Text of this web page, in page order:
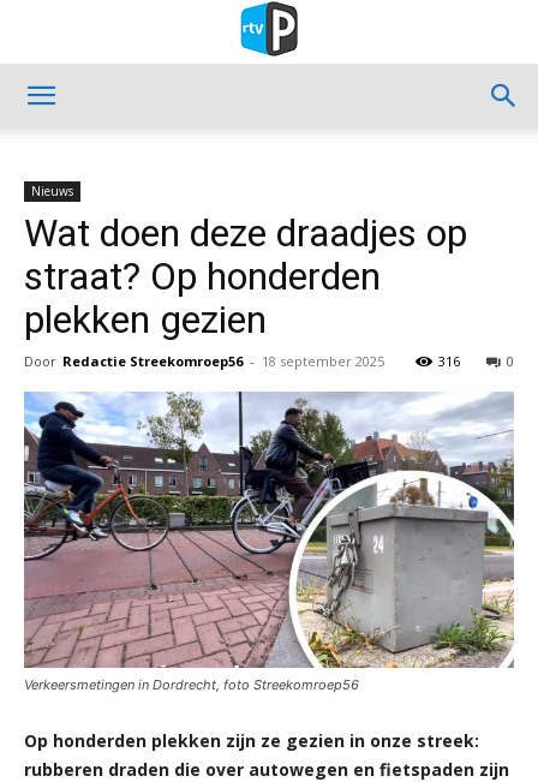
Nieuws
Wat doen deze draadjes op
straat? Op honderden
plekken gezien
Door Redactie Streekomroep56 - 18 september 2025 0
316
Verkeersmetingen in Dordrecht, foto Streekomroep56
Op honderden plekken zijn ze gezien in onze streek:
rubberen draden die over autowegen en fietspaden zijn